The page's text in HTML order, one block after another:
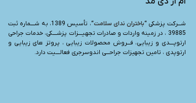
شـــرکت پزشکی “باختران ندای سلامت
“، تأسیس 1389، به شــــماره ثبت
39885 ، در زمینه واردات و صادرات تجهیــــزات پزشــــکی، خدمات جراحی
ارتوپــــدی و زیبایی، فـــروش محصولات زیبایی ، پروتز های زیبایی و
ارتوپدی ، تامین تجهیزات جراحـــی اندوسرجری فعالــــیت دارد.